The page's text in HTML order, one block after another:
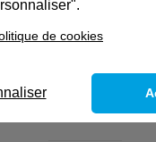
sont des acteurs
vos apprentis.
MATU, élaborée
outiller vos
de cookies